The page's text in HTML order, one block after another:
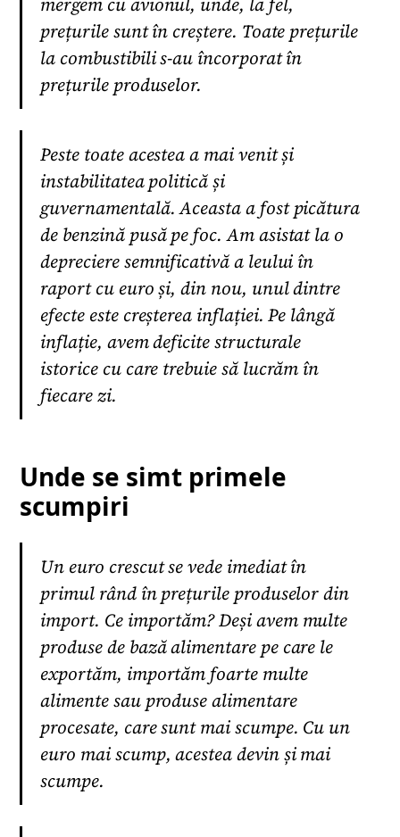
prețurile sunt în creștere. Toate prețurile
la combustibili s-au încorporat în
prețurile produselor.
Peste toate acestea a mai venit și
instabilitatea politică și
guvernamentală. Aceasta a fost picătura
de benzină pusă pe foc. Am asistat la o
depreciere semnificativă a leului în
raport cu euro și, din nou, unul dintre
efecte este creșterea inflației. Pe lângă
inflație, avem deficite structurale
istorice cu care trebuie să lucrăm în
fiecare zi.
Unde se simt primele
scumpiri
Un euro crescut se vede imediat în
primul rând în prețurile produselor din
import. Ce importăm? Deși avem multe
produse de bază alimentare pe care le
exportăm, importăm foarte multe
alimente sau produse alimentare
procesate, care sunt mai scumpe. Cu un
euro mai scump, acestea devin și mai
scumpe.